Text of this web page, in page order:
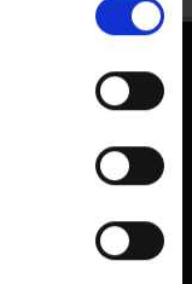
in qualsiasi
o facendo clic
posizione
di qualche